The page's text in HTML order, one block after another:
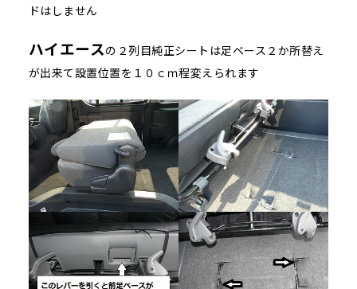
ドはしません
ハイエースの２列目純正シートは足ベース２か所替え
が出来て設置位置を１０ｃｍ程変えられます